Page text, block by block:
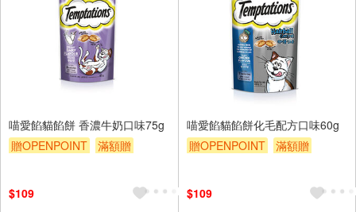
喵愛餡貓餡餅 香濃牛奶口味75g
贈OPENPOINT
滿額贈
$109
喵愛餡貓餡餅化毛配方口味60g
贈OPENPOINT
滿額贈
$109